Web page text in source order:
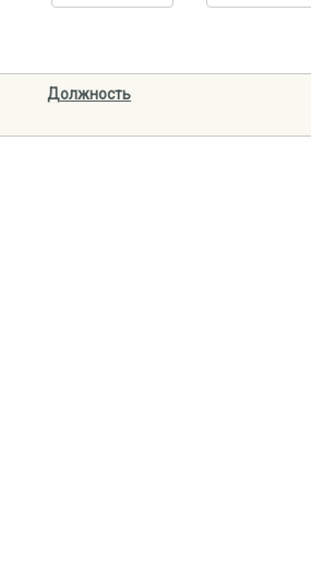
Должность